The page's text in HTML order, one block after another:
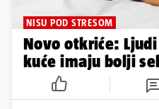
NISU POD STRESOM
Novo otkriće:
kuće imaju bolji